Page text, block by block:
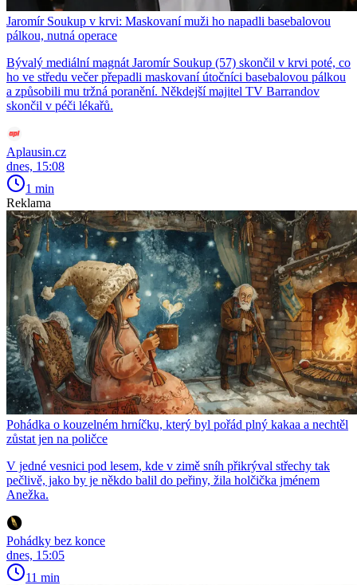
Jaromír Soukup v krvi: Maskovaní muži ho napadli basebalovou
pálkou, nutná operace
Bývalý mediální magnát Jaromír Soukup (57) skončil v krvi poté, co
ho ve středu večer přepadli maskovaní útočníci basebalovou pálkou
a způsobili mu tržná poranění. Někdejší majitel TV Barrandov
skončil v péči lékařů.
Aplausin.cz
dnes, 15:08
1 min
Reklama
Pohádka o kouzelném hrníčku, který byl pořád plný kakaa a nechtěl
zůstat jen na poličce
V jedné vesnici pod lesem, kde v zimě sníh přikrýval střechy tak
pečlivě, jako by je někdo balil do peřiny, žila holčička jménem
Anežka.
Pohádky bez konce
dnes, 15:05
11 min